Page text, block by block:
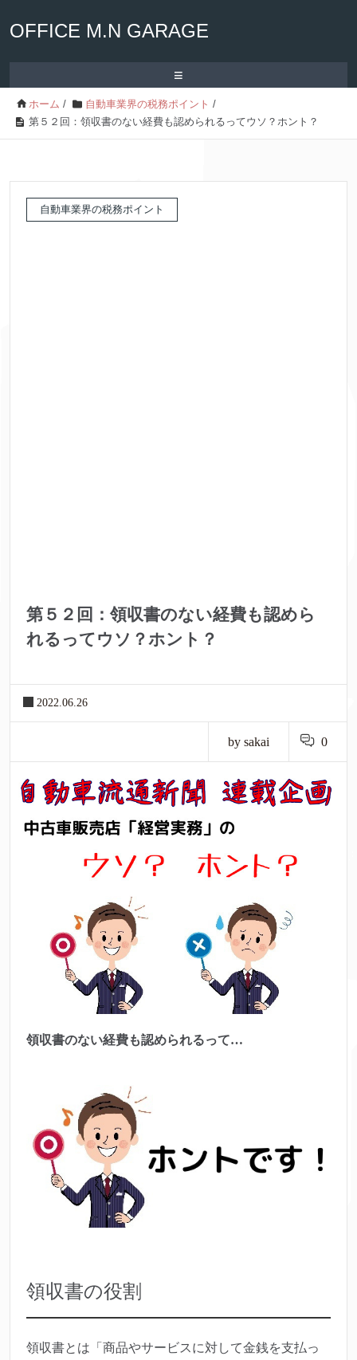
OFFICE M.N GARAGE
≡
ホーム / 自動車業界の税務ポイント /
第５２回：領収書のない経費も認められるってウソ？ホント？
自動車業界の税務ポイント
第５２回：領収書のない経費も認めら
れるってウソ？ホント？
2022.06.26
by sakai 0
領収書のない経費も認められるって…
領収書の役割
領収書とは「商品やサービスに対して金銭を支払っ